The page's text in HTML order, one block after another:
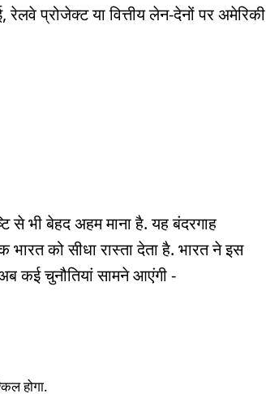
रेलवे प्रोजेक्ट या वित्तीय लेन-देनों पर अमेरिकी
से भी बेहद अहम माना है. यह बंदरगाह
को सीधा रास्ता देता है. भारत ने इस
कई चुनौतियां सामने आएंगी -
होगा.